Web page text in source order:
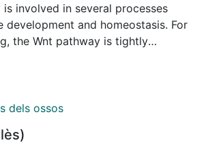
involved in several processes
development and homeostasis. For
the Wnt pathway is tightly
extracellular elements that act
This review aims to describe,
the findings regarding the
and inhibitors, in relation to bone
dels ossos